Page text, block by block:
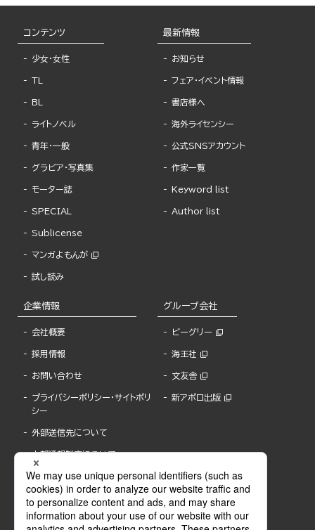
コンテンツ
少女・女性
TL
BL
ライトノベル
青年・一般
グラビア・写真集
モーター誌
SPECIAL
Sublicense
マンガよもんが
試し読み
最新情報
お知らせ
フェア・イベント情報
書店様へ
海外ライセンシー
公式SNSアカウント
作家一覧
Keyword list
Author list
企業情報
会社概要
採用情報
お問い合わせ
プライバシーポリシー・サイトポリ
シー
外部送信先について
内部通報制度について
グループ会社
ビーグリー
海王社
文友舎
新アポロ出版